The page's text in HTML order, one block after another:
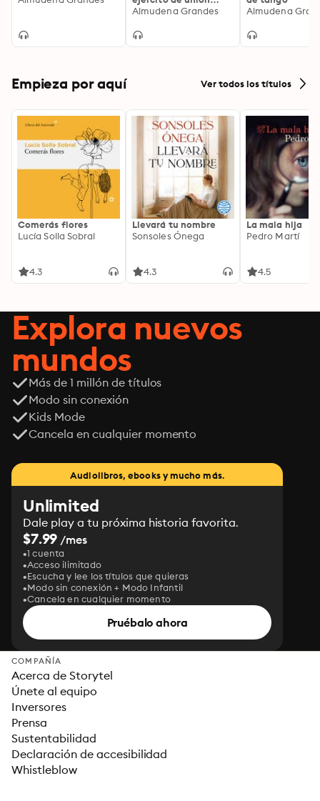
nacional y la invasión
Pirineo de Lérida, 19-
Almudena Grandes
Almudena
Empieza por aquí Ver todos los títulos
Comerás flores
Lucía Solla Sobral
4.3
Llevará tu nombre
Sonsoles Ónega
4.3
La mala hija
Pedro Martí
4.5
Explora nuevos
mundos
Más de 1 millón de títulos
Modo sin conexión
Kids Mode
Cancela en cualquier momento
Audiolibros, ebooks y mucho más.
Unlimited
Dale play a tu próxima historia favorita.
$7.99 /mes
1 cuenta
Acceso ilimitado
Escucha y lee los títulos que quieras
Modo sin conexión + Modo Infantil
Cancela en cualquier momento
Pruébalo ahora
COMPAÑÍA
Acerca de Storytel
Únete al equipo
Inversores
Prensa
Sustentabilidad
Declaración de accesibilidad
Whistleblow